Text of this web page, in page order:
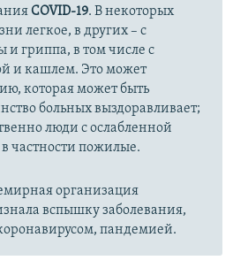
COVID-19. В некоторых
легкое, в других – с
и гриппа, в том числе с
и кашлем. Это может
которая может быть
больных выздоравливает;
люди с ослабленной
частности пожилые.
организация
вспышку заболевания,
пандемией.